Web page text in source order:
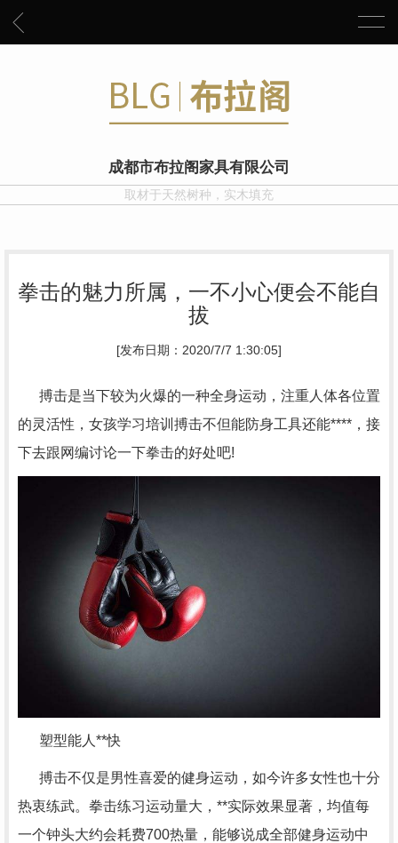
成都市布拉阁家具有限公司
取材于天然树种，实木填充
拳击的魅力所属，一不小心便会不能自
拔
[发布日期：2020/7/7 1:30:05]
搏击是当下较为火爆的一种全身运动，注重人体各位置
的灵活性，女孩学习培训搏击不但能防身工具还能****，接
下去跟网编讨论一下拳击的好处吧!
塑型能人**快
搏击不仅是男性喜爱的健身运动，如今许多女性也十分
热衷练武。拳击练习运动量大，**实际效果显著，均值每
一个钟头大约会耗费700热量，能够说成全部健身运动中